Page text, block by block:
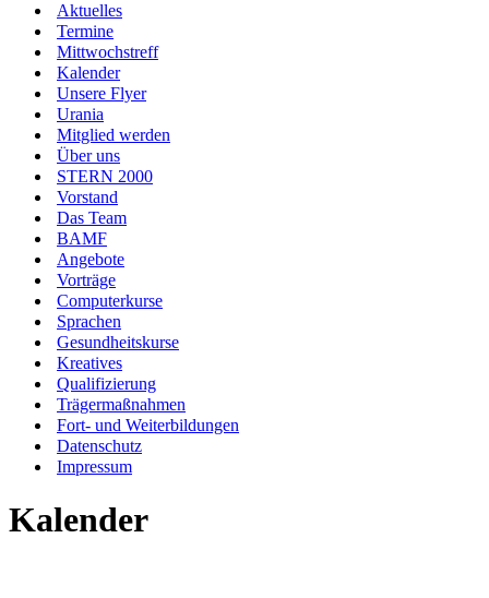
Aktuelles
Termine
Mittwochstreff
Kalender
Unsere Flyer
Urania
Mitglied werden
Über uns
STERN 2000
Vorstand
Das Team
BAMF
Angebote
Vorträge
Computerkurse
Sprachen
Gesundheitskurse
Kreatives
Qualifizierung
Trägermaßnahmen
Fort- und Weiterbildungen
Datenschutz
Impressum
Kalender